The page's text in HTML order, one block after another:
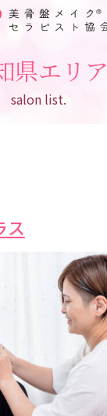
県エリア
salon list.
ス